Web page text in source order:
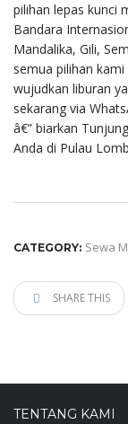
pilihan lepas kunci
Bandara
Mandalika, Gili,
semua pilihan
wujudkan liburan
sekarang via
â€” biarkan
Anda di Pulau
CATEGORY: Sewa
SHARE THIS
TENTANG KAMI